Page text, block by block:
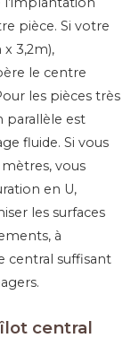
pièce. Si votre
3,2m),
le centre
les pièces très
parallèle est
fluide. Si vous
mètres, vous
en U,
les surfaces
à
central suffisant
central